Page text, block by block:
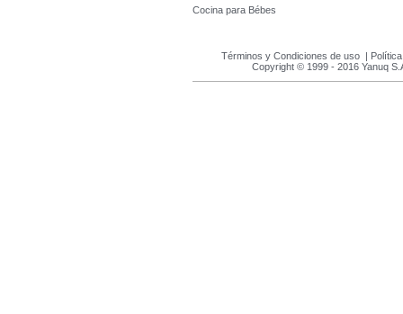
Cocina para Bébes
Términos y Condiciones de uso |
Copyright © 1999 - 2016 Yanuq